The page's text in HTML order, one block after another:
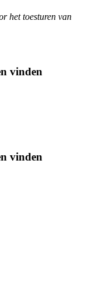
het toesturen van
vinden
vinden